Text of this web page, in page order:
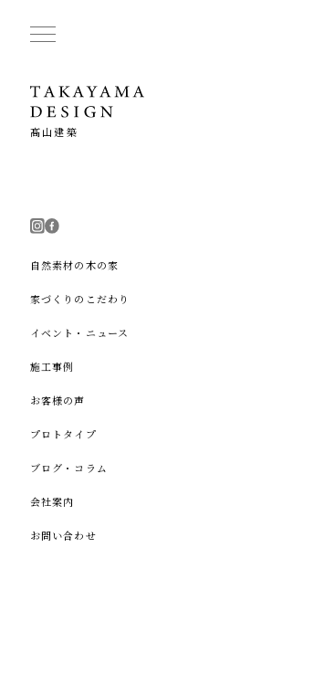
髙山建築
自然素材の木の家
家づくりのこだわり
イベント・ニュース
施工事例
お客様の声
プロトタイプ
ブログ・コラム
会社案内
お問い合わせ